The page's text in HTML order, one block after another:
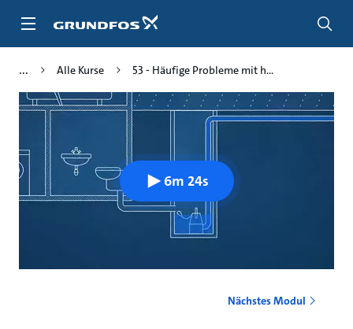
Inhalt
Alle Kurse 53 - Häufige Probleme mit h...
6m 24s
Nächstes Modul